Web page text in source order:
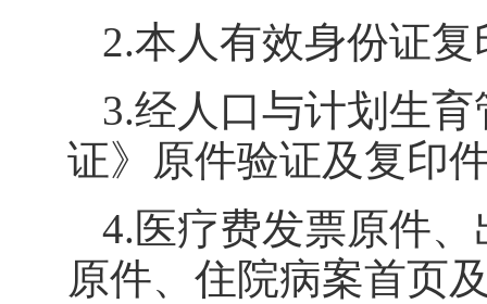
2.本人有效身份证复
3.经人口与计划生
证》原件验证及复印
4.医疗费发票原件
原件、住院病案首页